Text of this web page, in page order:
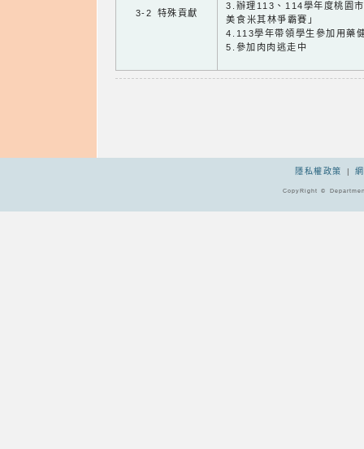
3-2 特殊貢獻
3.辦理113、114學年度桃園
美食米其林爭霸賽」
4.113學年帶領學生參加用藥
5.參加肉肉逃走中
隱私權政策 |
CopyRight ©